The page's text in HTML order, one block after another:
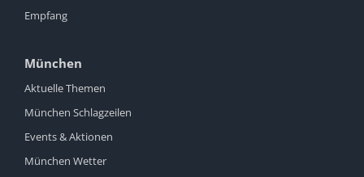
Empfang
München
Aktuelle Themen
München Schlagzeilen
Events & Aktionen
München Wetter